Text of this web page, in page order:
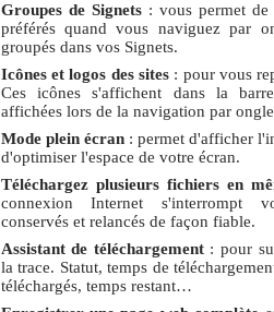
Groupes de Signets: vous permet de
préférés quand vous naviguez par
groupés dans vos Signets.
Icônes et logos des sites : pour vous
Ces icônes s'affichent dans la
affichées lors de la navigation par
Mode plein écran: permet d'afficher
d'optimiser l'espace de votre écran.
Téléchargez plusieurs fichiers en
connexion Internet s'interrompt
conservés et relancés de façon fiable.
Assistant de téléchargement : pour
la trace. Statut, temps de
téléchargés, temps restant…